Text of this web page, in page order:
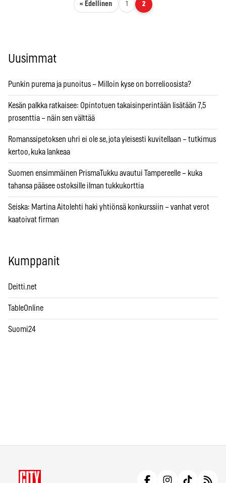
Artikkelien sivutus
« Edellinen 1 2
Uusimmat
Punkin purema ja punoitus – Milloin kyse on borrelioosista?
Kesän palkka ratkaisee: Opintotuen takaisinperintään lisätään 7,5
prosenttia – näin sen välttää
Romanssipetoksen uhri ei ole se, jota yleisesti kuvitellaan – tutkimus
kertoo, kuka lankeaa
Suomen ensimmäinen PrismaTukku avautui Tampereelle – kuka
tahansa pääsee ostoksille ilman tukkukorttia
Seiska: Martina Aitolehti haki yhtiönsä konkurssiin – vanhat verot
kaatoivat firman
Kumppanit
Deitti.net
TableOnline
Suomi24